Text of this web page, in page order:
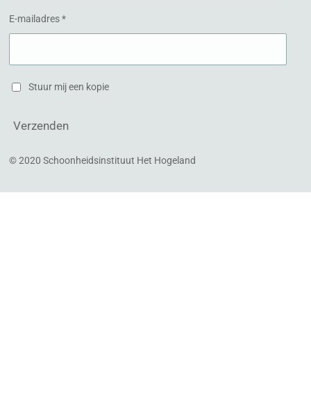
E-mailadres *
Stuur mij een kopie
Verzenden
© 2020 Schoonheidsinstituut Het Hogeland